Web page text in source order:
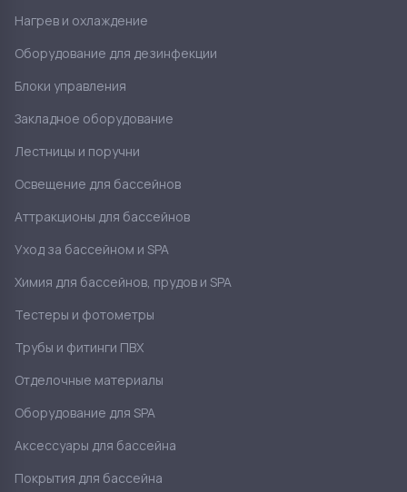
Нагрев и охлаждение
Оборудование для дезинфекции
Блоки управления
Закладное оборудование
Лестницы и поручни
Освещение для бассейнов
Аттракционы для бассейнов
Уход за бассейном и SPA
Химия для бассейнов, прудов и SPA
Тестеры и фотометры
Трубы и фитинги ПВХ
Отделочные материалы
Оборудование для SPA
Аксессуары для бассейна
Покрытия для бассейна